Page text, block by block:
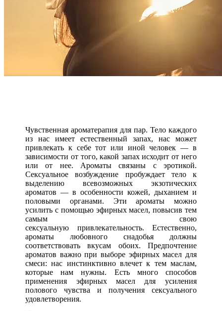
Чувственная ароматерапия для пар. Тело каждого
из нас имеет естественный запах, нас может
привлекать к себе тот или иной человек — в
зависимости от того, какой запах исходит от него
или от нее. Ароматы связаны с эротикой.
Сексуальное возбуждение пробуждает тело к
выделению всевозможных экзотических
ароматов — в особенности кожей, дыханием и
половыми органами. Эти ароматы можно
усилить с помощью эфирных масел, повысив тем
самым свою
сексуальную привлекательность. Естественно,
ароматы любовного снадобья должны
соответствовать вкусам обоих. Предпочтение
ароматов важно при выборе эфирных масел для
смеси: нас инстинктивно влечет к тем маслам,
которые нам нужны. Есть много способов
применения эфирных масел для усиления
полового чувства и получения сексуального
удовлетворения.